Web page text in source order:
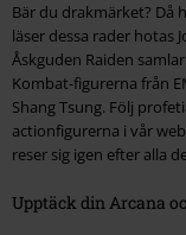
Bär du drakmärket? Då
läser dessa rader hotas
Åskguden Raiden
Kombat-figurerna från
Shang Tsung. Följ
actionfigurerna i vår
reser sig igen efter alla
Upptäck din Arcana